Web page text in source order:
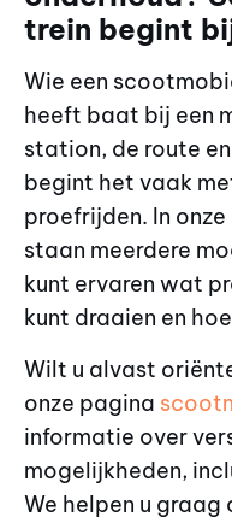
trein begint
Wie een
heeft baat bij een
station, de route
begint het vaak
proefrijden. In
staan meerdere
kunt ervaren wat
kunt draaien en
Wilt u alvast
onze pagina
informatie over
mogelijkheden,
We helpen u graag